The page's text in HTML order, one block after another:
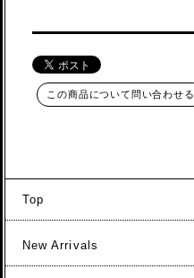
この商品について問い合わせる
Top
New Arrivals